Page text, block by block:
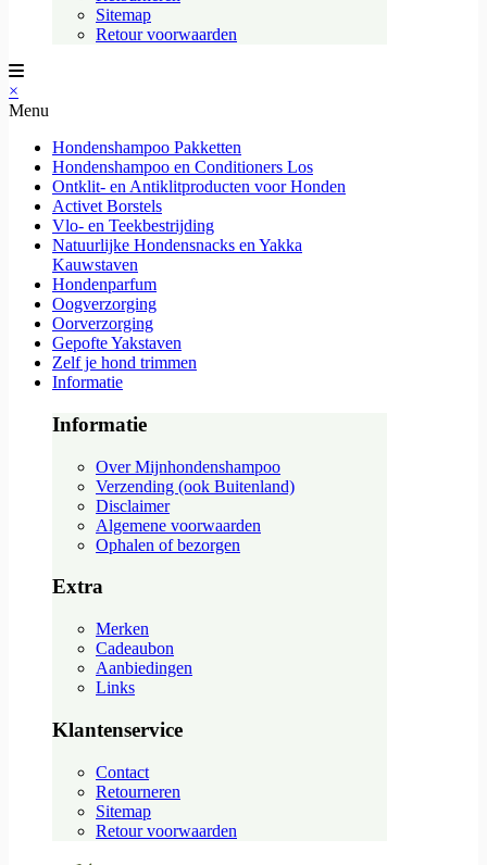
Sitemap
Retour voorwaarden
×
Menu
Hondenshampoo Pakketten
Hondenshampoo en Conditioners Los
Ontklit- en Antiklitproducten voor Honden
Activet Borstels
Vlo- en Teekbestrijding
Natuurlijke Hondensnacks en Yakka
Kauwstaven
Hondenparfum
Oogverzorging
Oorverzorging
Gepofte Yakstaven
Zelf je hond trimmen
Informatie
Informatie
Over Mijnhondenshampoo
Verzending (ook Buitenland)
Disclaimer
Algemene voorwaarden
Ophalen of bezorgen
Extra
Merken
Cadeaubon
Aanbiedingen
Links
Klantenservice
Contact
Retourneren
Sitemap
Retour voorwaarden